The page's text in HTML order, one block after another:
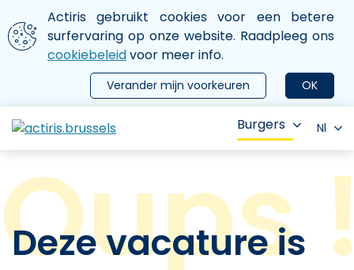
Aller au contenu principal
We gebruiken cookies
Actiris gebruikt cookies voor een betere
surfervaring op onze website. Raadpleeg ons
cookiebeleidvoor meer info.
OK
Verander mijn voorkeuren
le menu
Burgers Nl
Deze vacature is